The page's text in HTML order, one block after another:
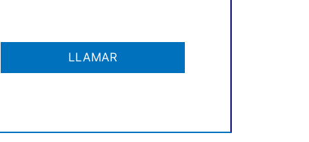
LLAMAR